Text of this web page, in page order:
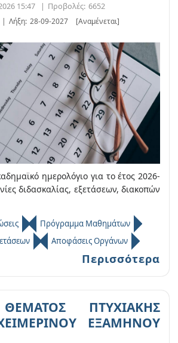
15:47 | Προβολές: 6652
| Λήξη: 28-09-2027 [Αναμένεται]
ημερολόγιο για το έτος 2026-
διδασκαλίας, εξετάσεων, διακοπών
Πρόγραμμα Μαθημάτων
Αποφάσεις Οργάνων
Περισσότερα
ΠΤΥΧΙΑΚΗΣ
ΕΞΑΜΗΝΟΥ